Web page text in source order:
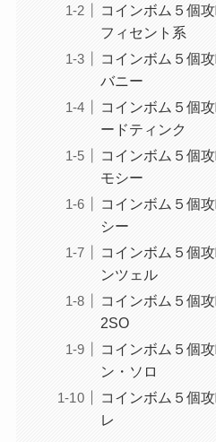
コインボム５個
フィセント系
コインボム５個
バニー
コインボム５個
ードティンク
コインボム５個
モシー
コインボム５個
シー
コインボム５個
ンツェル
コインボム５個
2SO
コインボム５個
ン・ソロ
コインボム５個
レ